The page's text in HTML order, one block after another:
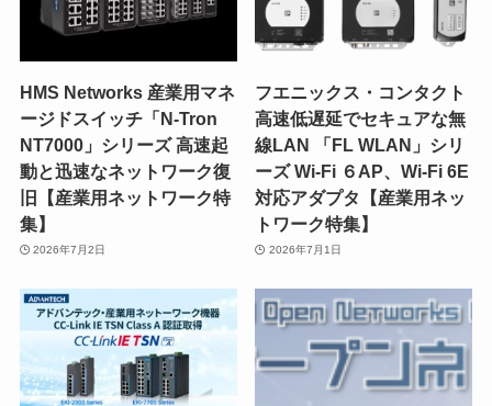
HMS Networks 産業用マネ
ージドスイッチ「N-Tron
NT7000」シリーズ 高速起
動と迅速なネットワーク復
旧【産業用ネットワーク特
集】
2026年7月2日
フエニックス・コンタクト
高速低遅延でセキュアな無
線LAN 「FL WLAN」シリ
ーズ Wi-Fi ６AP、Wi-Fi 6E
対応アダプタ【産業用ネッ
トワーク特集】
2026年7月1日